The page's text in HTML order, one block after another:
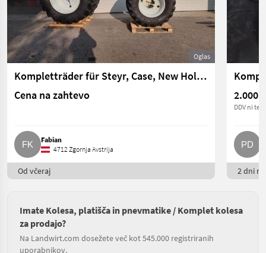
Oglas
Kompletträder für Steyr, Case, New Holland
Cena na zahtevo
Fabian
4712 Zgornja Avstrija
Od včeraj
2.000 €
DDV ni
2 dni
Imate Kolesa, platišča in pnevmatike / Komplet kolesa
za prodajo?
Na Landwirt.com dosežete več kot 545.000 registriranih
uporabnikov.